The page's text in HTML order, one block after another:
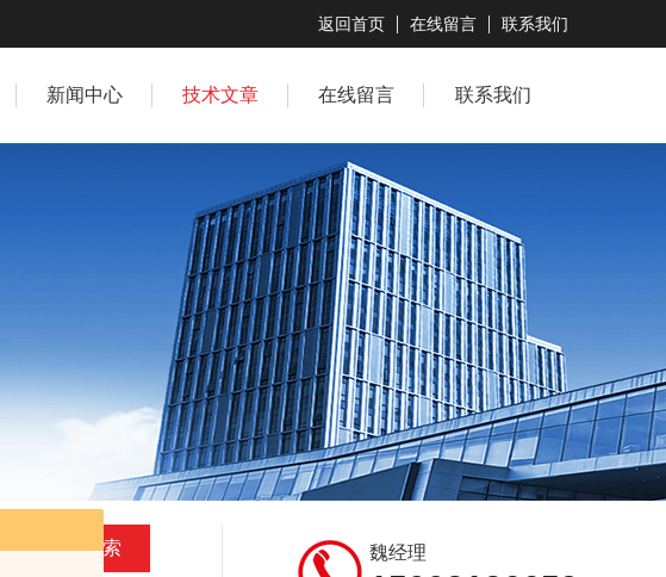
返回首页 在线留言 联系我们
新闻中心 技术文章 在线留言 联系我们
魏经理